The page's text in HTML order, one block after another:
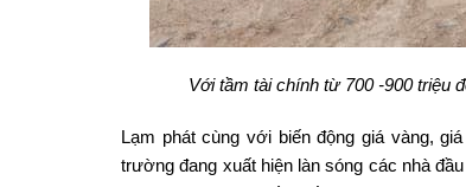
Với tầm tài chính từ 700 -900 triệu
Lạm phát cùng với biến động giá vàng,
trường đang xuất hiện làn sóng các nhà